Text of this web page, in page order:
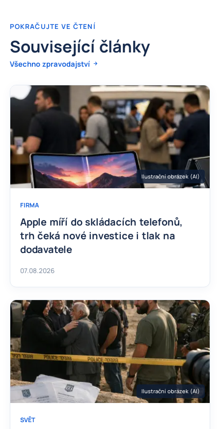
POKRAČUJTE VE ČTENÍ
Související články
Všechno zpravodajství
Ilustrační obrázek (AI)
FIRMA
Apple míří do skládacích telefonů,
trh čeká nové investice i tlak na
dodavatele
07.08.2026
Ilustrační obrázek (AI)
SVĚT